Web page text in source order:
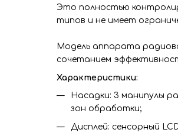
Это полностью
типов и не имеет
Модель аппарата
сочетанием
Характеристики:
Насадки: 3 манипулы
зон обработки;
Дисплей: сенсорный